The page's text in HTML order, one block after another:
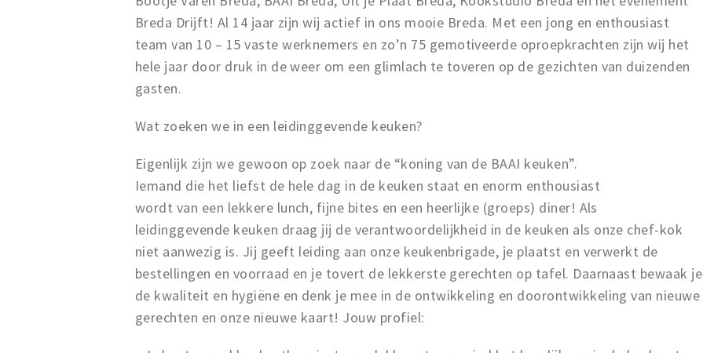
Breda Drijft! Al 14 jaar zijn wij actief in ons mooie Breda. Met een jong en enthousiast
team van 10 – 15 vaste werknemers en zo’n 75 gemotiveerde oproepkrachten zijn wij het
hele jaar door druk in de weer om een glimlach te toveren op de gezichten van duizenden
gasten.
Wat zoeken we in een leidinggevende keuken?
Eigenlijk zijn we gewoon op zoek naar de “koning van de BAAI keuken”.
Iemand die het liefst de hele dag in de keuken staat en enorm enthousiast
wordt van een lekkere lunch, fijne bites en een heerlijke (groeps) diner! Als
leidinggevende keuken draag jij de verantwoordelijkheid in de keuken als onze chef-kok
niet aanwezig is. Jij geeft leiding aan onze keukenbrigade, je plaatst en verwerkt de
bestellingen en voorraad en je tovert de lekkerste gerechten op tafel. Daarnaast bewaak je
de kwaliteit en hygiëne en denk je mee in de ontwikkeling en doorontwikkeling van nieuwe
gerechten en onze nieuwe kaart! Jouw profiel: